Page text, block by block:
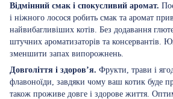
Відмінний смак і спокусливий аромат.
і ніжного лосося робить смак та аромат
найвибагливіших котів. Без додавання
штучних ароматизаторів та консервантів.
зменшити запах випорожнень.
Довголіття і здоров’я. Фрукти, трави і
флавоноїди, завдяки чому ваш котик буде
також проживе довге і здорове життя.